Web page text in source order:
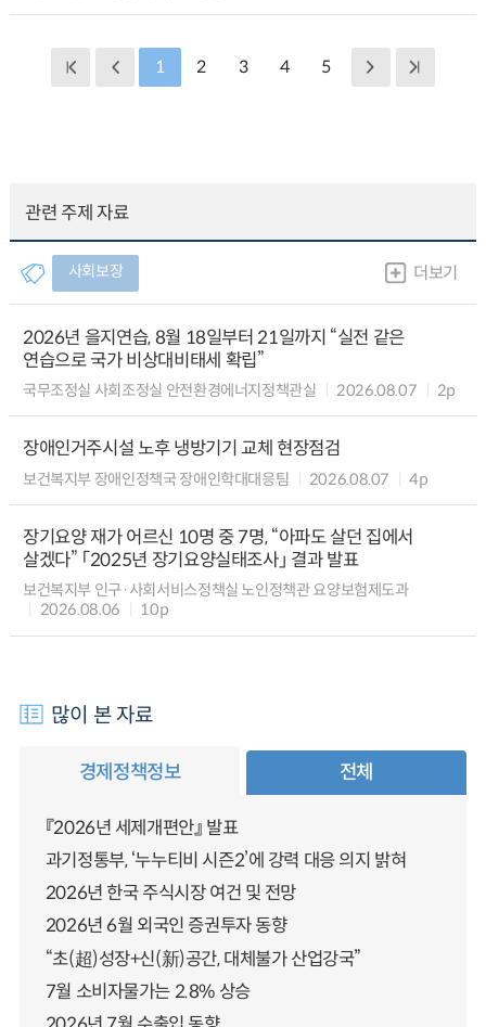
1 2 3 4 5
관련 주제 자료
사회보장 더보기
2026년 을지연습, 8월 18일부터 21일까지 “실전 같은
연습으로 국가 비상대비태세 확립”
국무조정실 사회조정실 안전환경에너지정책관실 2026.08.07 2p
장애인거주시설 노후 냉방기기 교체 현장점검
보건복지부 장애인정책국 장애인학대대응팀 2026.08.07 4p
장기요양 재가 어르신 10명 중 7명, “아파도 살던 집에서
살겠다” 「2025년 장기요양실태조사」 결과 발표
보건복지부 인구·사회서비스정책실 노인정책관 요양보험제도과
2026.08.06
10p
많이 본 자료
경제정책정보 전체
『2026년 세제개편안』 발표
과기정통부, ‘누누티비 시즌2’에 강력 대응 의지 밝혀
2026년 한국 주식시장 여건 및 전망
2026년 6월 외국인 증권투자 동향
“초(超)성장+신(新)공간, 대체불가 산업강국”
7월 소비자물가는 2.8% 상승